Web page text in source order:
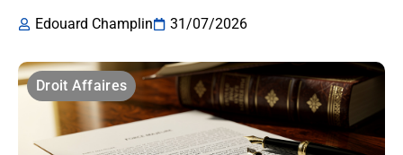
Edouard Champlin
31/07/2026
Droit Affaires